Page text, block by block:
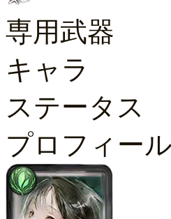
専用武器
キャラ
ステータス
プロフィール